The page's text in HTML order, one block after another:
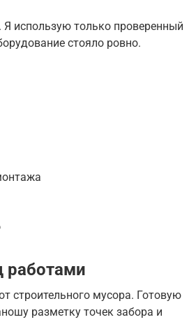
Я использую только проверенный
стояло ровно.
работами
строительного мусора. Готовую
разметку точек забора и